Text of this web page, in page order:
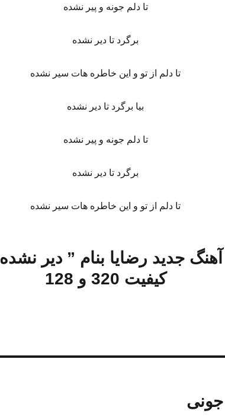
تا دلم جونه و پیر نشده
برگرد تا دیر نشده
تا دلم از تو و این خاطره هات سیر نشده
بیا برگرد تا دیر نشده
تا دلم جونه و پیر نشده
برگرد تا دیر نشده
تا دلم از تو و این خاطره هات سیر نشده
آهنگ جدید رضایا بنام ” دیر نشده
کیفیت 320 و 128
جونی